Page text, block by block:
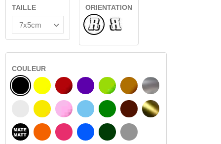
TAILLE
ORIENTATION
NormalRenversé
COULEUR
NOIR
BLANC
NOIR MATÉ
JAUNE
JAUNE AMBRE
ORANGE
BOURGOGNE
ROSA
FUCHSIA
VIOLET
BLEU CLAIR
BLAU
VERT CLAIR
VERT
VERT FONCÉ
NOISETTE
BRUN FONCÉ
GRIS CLAIR
ARGENT
OR